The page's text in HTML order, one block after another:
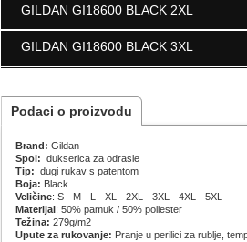
GILDAN
GILDAN GI18600 BLACK 2XL
GILDAN
GILDAN GI18600 BLACK 3XL
Podaci o proizvodu
Brand: Gildan
Spol: dukserica za odrasle
Tip: dugi rukav s patentom
Boja: Black
Veličine: S - M - L - XL - 2XL - 3XL - 4XL - 5XL
Materijal: 50% pamuk / 50% poliester
Težina: 279g/m2
Upute za rukovanje: Pranje u perilici za rublje,